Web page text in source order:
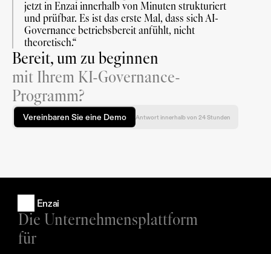
jetzt in Enzai innerhalb von Minuten strukturiert
und prüfbar. Es ist das erste Mal, dass sich AI-
Governance betriebsbereit anfühlt, nicht
theoretisch.“
Bereit, um zu beginnen
mit Ihrem KI-Governance-
Programm?
Vereinbaren Sie eine Demo Antwort innerhalb von 24 Stunden
Enzai
Die Unternehmensplattform
für